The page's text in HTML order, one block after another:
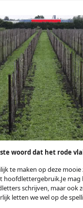
woord dat het rode
te maken op deze mooie
hoofdlettergebruik.Je
schrijven, maar ook
letten we wel op de